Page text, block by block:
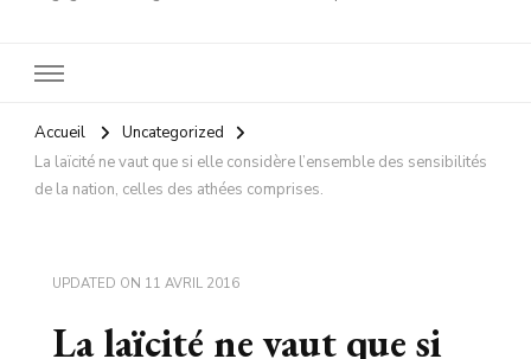
Accueil
Uncategorized
La laïcité ne vaut que si elle considère l’ensemble des sensibilités
de la nation, celles des athées comprises.
UPDATED ON 11 AVRIL 2016
La laïcité ne vaut que si